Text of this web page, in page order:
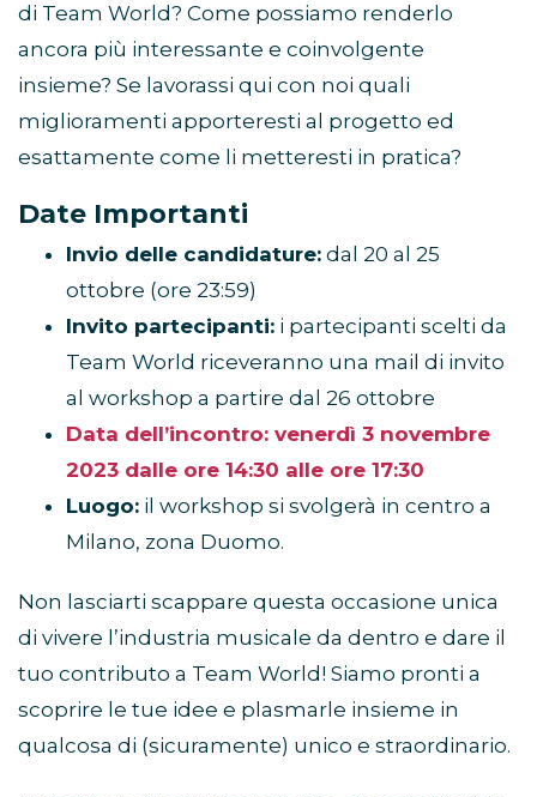
di Team World? Come possiamo renderlo
ancora più interessante e coinvolgente
insieme? Se lavorassi qui con noi quali
miglioramenti apporteresti al progetto ed
esattamente come li metteresti in pratica?
Date Importanti
Invio delle candidature: dal 20 al 25
ottobre (ore 23:59)
Invito partecipanti: i partecipanti scelti da
Team World riceveranno una mail di invito
al workshop a partire dal 26 ottobre
Data dell’incontro: venerdì 3 novembre
2023 dalle ore 14:30 alle ore 17:30
Luogo: il workshop si svolgerà in centro a
Milano, zona Duomo.
Non lasciarti scappare questa occasione unica
di vivere l’industria musicale da dentro e dare il
tuo contributo a Team World! Siamo pronti a
scoprire le tue idee e plasmarle insieme in
qualcosa di (sicuramente) unico e straordinario.